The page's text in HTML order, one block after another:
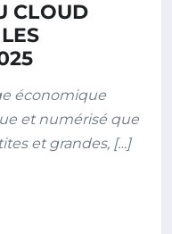
CLOUD
économique
et numérisé que
et grandes, […]